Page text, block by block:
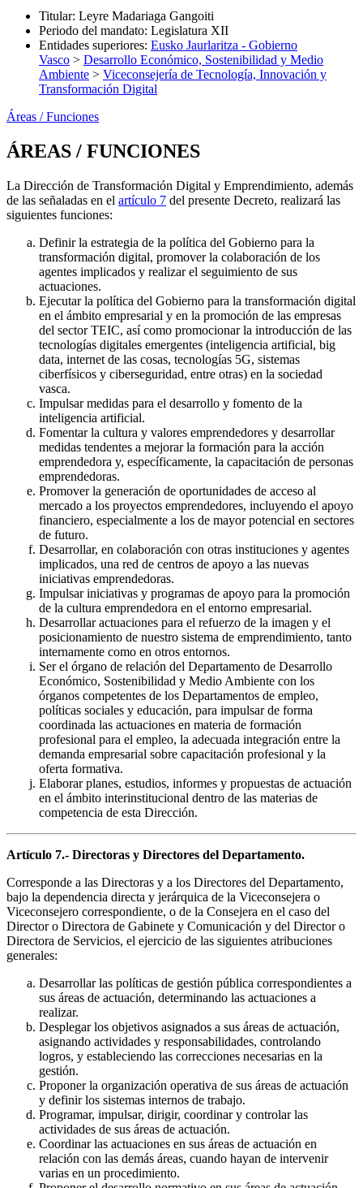
Titular: Leyre Madariaga Gangoiti
Periodo del mandato: Legislatura XII
Entidades superiores: Eusko Jaurlaritza - Gobierno
Vasco > Desarrollo Económico, Sostenibilidad y Medio
Ambiente > Viceconsejería de Tecnología, Innovación y
Transformación Digital
Áreas / Funciones
ÁREAS / FUNCIONES
La Dirección de Transformación Digital y Emprendimiento, además
de las señaladas en el artículo 7 del presente Decreto, realizará las
siguientes funciones:
Definir la estrategia de la política del Gobierno para la
transformación digital, promover la colaboración de los
agentes implicados y realizar el seguimiento de sus
actuaciones.
Ejecutar la política del Gobierno para la transformación digital
en el ámbito empresarial y en la promoción de las empresas
del sector TEIC, así como promocionar la introducción de las
tecnologías digitales emergentes (inteligencia artificial, big
data, internet de las cosas, tecnologías 5G, sistemas
ciberfísicos y ciberseguridad, entre otras) en la sociedad
vasca.
Impulsar medidas para el desarrollo y fomento de la
inteligencia artificial.
Fomentar la cultura y valores emprendedores y desarrollar
medidas tendentes a mejorar la formación para la acción
emprendedora y, específicamente, la capacitación de personas
emprendedoras.
Promover la generación de oportunidades de acceso al
mercado a los proyectos emprendedores, incluyendo el apoyo
financiero, especialmente a los de mayor potencial en sectores
de futuro.
Desarrollar, en colaboración con otras instituciones y agentes
implicados, una red de centros de apoyo a las nuevas
iniciativas emprendedoras.
Impulsar iniciativas y programas de apoyo para la promoción
de la cultura emprendedora en el entorno empresarial.
Desarrollar actuaciones para el refuerzo de la imagen y el
posicionamiento de nuestro sistema de emprendimiento, tanto
internamente como en otros entornos.
Ser el órgano de relación del Departamento de Desarrollo
Económico, Sostenibilidad y Medio Ambiente con los
órganos competentes de los Departamentos de empleo,
políticas sociales y educación, para impulsar de forma
coordinada las actuaciones en materia de formación
profesional para el empleo, la adecuada integración entre la
demanda empresarial sobre capacitación profesional y la
oferta formativa.
Elaborar planes, estudios, informes y propuestas de actuación
en el ámbito interinstitucional dentro de las materias de
competencia de esta Dirección.
Artículo 7.- Directoras y Directores del Departamento.
Corresponde a las Directoras y a los Directores del Departamento,
bajo la dependencia directa y jerárquica de la Viceconsejera o
Viceconsejero correspondiente, o de la Consejera en el caso del
Director o Directora de Gabinete y Comunicación y del Director o
Directora de Servicios, el ejercicio de las siguientes atribuciones
generales:
Desarrollar las políticas de gestión pública correspondientes a
sus áreas de actuación, determinando las actuaciones a
realizar.
Desplegar los objetivos asignados a sus áreas de actuación,
asignando actividades y responsabilidades, controlando
logros, y estableciendo las correcciones necesarias en la
gestión.
Proponer la organización operativa de sus áreas de actuación
y definir los sistemas internos de trabajo.
Programar, impulsar, dirigir, coordinar y controlar las
actividades de sus áreas de actuación.
Coordinar las actuaciones en sus áreas de actuación en
relación con las demás áreas, cuando hayan de intervenir
varias en un procedimiento.